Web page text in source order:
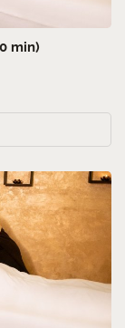
min)